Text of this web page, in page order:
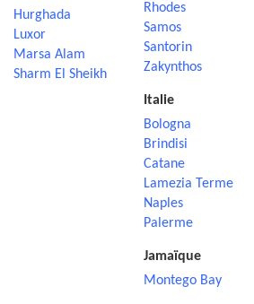
Hurghada
Luxor
Marsa Alam
Sharm El Sheikh
Rhodes
Samos
Santorin
Zakynthos
Italie
Bologna
Brindisi
Catane
Lamezia Terme
Naples
Palerme
Jamaïque
Montego Bay